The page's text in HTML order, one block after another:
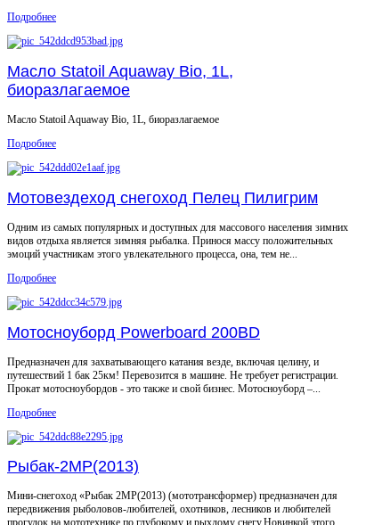
Подробнее
Масло Statoil Aquaway Bio, 1L,
биоразлагаемое
Масло Statoil Aquaway Bio, 1L, биоразлагаемое
Подробнее
Мотовездеход снегоход Пелец Пилигрим
Одним из самых популярных и доступных для массового населения зимних
видов отдыха является зимняя рыбалка. Принося массу положительных
эмоций участникам этого увлекательного процесса, она, тем не...
Подробнее
Мотосноуборд Powerboard 200BD
Предназначен для захватывающего катания везде, включая целину, и
путешествий 1 бак 25км! Перевозится в машине. Не требует регистрации.
Прокат мотосноубордов - это также и свой бизнес. Мотосноуборд –...
Подробнее
Рыбак-2МР(2013)
Мини-снегоход «Рыбак 2МР(2013) (мототрансформер) предназначен для
передвижения рыболовов-любителей, охотников, лесников и любителей